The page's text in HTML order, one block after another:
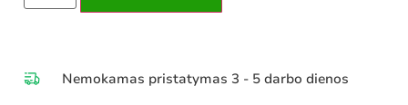
Nemokamas pristatymas 3 - 5 darbo dienos